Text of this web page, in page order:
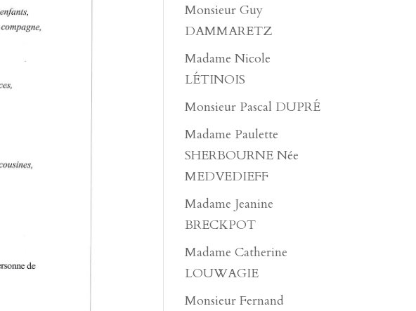
Monsieur Guy
DAMMARETZ
Madame Nicole
LÉTINOIS
Monsieur Pascal DUPRÉ
Madame Paulette
SHERBOURNE Née
MEDVEDIEFF
Madame Jeanine
BRECKPOT
Madame Catherine
LOUWAGIE
Monsieur Fernand